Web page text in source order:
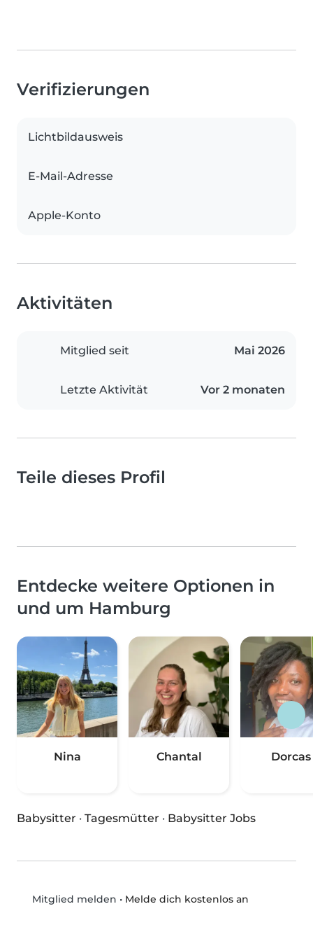
Verifizierungen
Lichtbildausweis
E-Mail-Adresse
Apple-Konto
Aktivitäten
Mitglied seit Mai 2026
Letzte Aktivität Vor 2 monaten
Teile dieses Profil
Entdecke weitere Optionen in
und um Hamburg
Nina Chantal Dorcas
Babysitter · Tagesmütter · Babysitter Jobs
Mitglied melden • Melde dich kostenlos an